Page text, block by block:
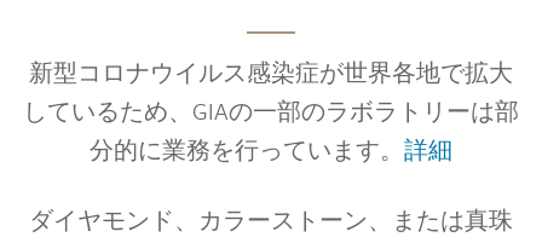
新型コロナウイルス感染症が世界各地で拡大
しているため、GIAの一部のラボラトリーは部
分的に業務を行っています。 詳細
ダイヤモンド、カラーストーン、または真珠